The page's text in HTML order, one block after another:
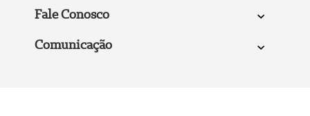
Fale Conosco
Comunicação